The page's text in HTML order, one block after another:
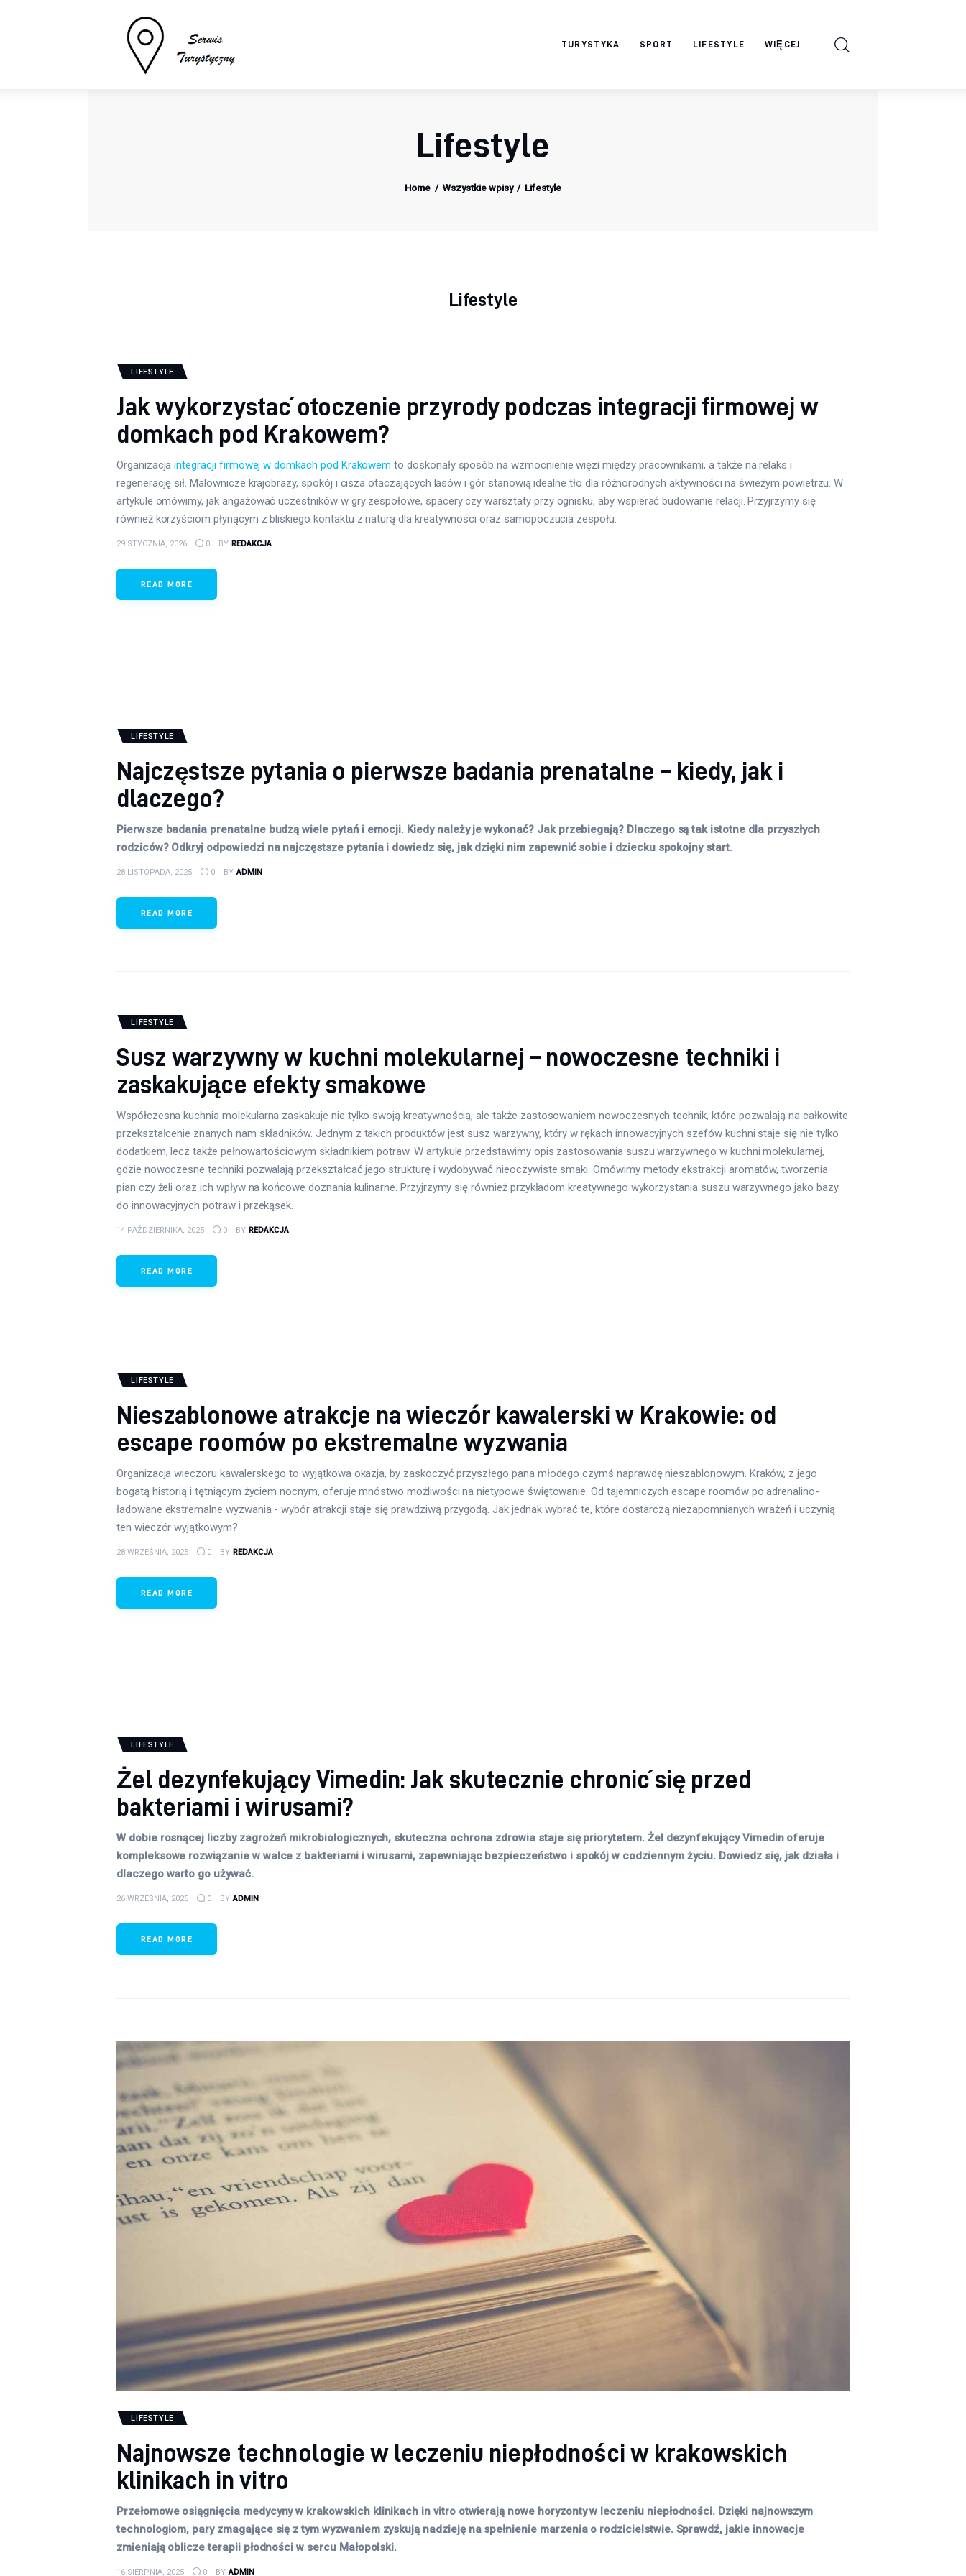
TURYSTYKA SPORT LIFESTYLE WIĘCEJ
Lifestyle
Home Wszystkie wpisy Lifestyle
Lifestyle
LIFESTYLE
Jak wykorzystać otoczenie przyrody podczas integracji firmowej w
domkach pod Krakowem?
Organizacjaintegracji firmowej w domkach pod Krakowem to doskonały sposób na wzmocnienie więzi między pracownikami, a także na relaks i
regenerację sił. Malownicze krajobrazy, spokój i cisza otaczających lasów i gór stanowią idealne tło dla różnorodnych aktywności na świeżym powietrzu. W
artykule omówimy, jak angażować uczestników w gry zespołowe, spacery czy warsztaty przy ognisku, aby wspierać budowanie relacji. Przyjrzymy się
również korzyściom płynącym z bliskiego kontaktu z naturą dla kreatywności oraz samopoczucia zespołu.
29 STYCZNIA, 2026 0 BY REDAKCJA
READ MORE
LIFESTYLE
Najczęstsze pytania o pierwsze badania prenatalne – kiedy, jak i
dlaczego?
Pierwsze badania prenatalne budzą wiele pytań i emocji. Kiedy należy je wykonać? Jak przebiegają? Dlaczego są tak istotne dla przyszłych
rodziców? Odkryj odpowiedzi na najczęstsze pytania i dowiedz się, jak dzięki nim zapewnić sobie i dziecku spokojny start.
28 LISTOPADA, 2025 0 BY ADMIN
READ MORE
LIFESTYLE
Susz warzywny w kuchni molekularnej – nowoczesne techniki i
zaskakujące efekty smakowe
Współczesna kuchnia molekularna zaskakuje nie tylko swoją kreatywnością, ale także zastosowaniem nowoczesnych technik, które pozwalają na całkowite
przekształcenie znanych nam składników. Jednym z takich produktów jest susz warzywny, który w rękach innowacyjnych szefów kuchni staje się nie tylko
dodatkiem, lecz także pełnowartościowym składnikiem potraw. W artykule przedstawimy opis zastosowania suszu warzywnego w kuchni molekularnej,
gdzie nowoczesne techniki pozwalają przekształcać jego strukturę i wydobywać nieoczywiste smaki. Omówimy metody ekstrakcji aromatów, tworzenia
pian czy żeli oraz ich wpływ na końcowe doznania kulinarne. Przyjrzymy się również przykładom kreatywnego wykorzystania suszu warzywnego jako bazy
do innowacyjnych potraw i przekąsek.
14 PAŹDZIERNIKA, 2025 0 BY REDAKCJA
READ MORE
LIFESTYLE
Nieszablonowe atrakcje na wieczór kawalerski w Krakowie: od
escape roomów po ekstremalne wyzwania
Organizacja wieczoru kawalerskiego to wyjątkowa okazja, by zaskoczyć przyszłego pana młodego czymś naprawdę nieszablonowym. Kraków, z jego
bogatą historią i tętniącym życiem nocnym, oferuje mnóstwo możliwości na nietypowe świętowanie. Od tajemniczych escape roomów po adrenalino-
ładowane ekstremalne wyzwania - wybór atrakcji staje się prawdziwą przygodą. Jak jednak wybrać te, które dostarczą niezapomnianych wrażeń i uczynią
ten wieczór wyjątkowym?
28 WRZEŚNIA, 2025 0 BY REDAKCJA
READ MORE
LIFESTYLE
Żel dezynfekujący Vimedin: Jak skutecznie chronić się przed
bakteriami i wirusami?
W dobie rosnącej liczby zagrożeń mikrobiologicznych, skuteczna ochrona zdrowia staje się priorytetem. Żel dezynfekujący Vimedin oferuje
kompleksowe rozwiązanie w walce z bakteriami i wirusami, zapewniając bezpieczeństwo i spokój w codziennym życiu. Dowiedz się, jak działa i
dlaczego warto go używać.
26 WRZEŚNIA, 2025 0 BY ADMIN
READ MORE
LIFESTYLE
Najnowsze technologie w leczeniu niepłodności w krakowskich
klinikach in vitro
Przełomowe osiągnięcia medycyny w krakowskich klinikach in vitro otwierają nowe horyzonty w leczeniu niepłodności. Dzięki najnowszym
technologiom, pary zmagające się z tym wyzwaniem zyskują nadzieję na spełnienie marzenia o rodzicielstwie. Sprawdź, jakie innowacje
zmieniają oblicze terapii płodności w sercu Małopolski.
16 SIERPNIA, 2025 0 BY ADMIN